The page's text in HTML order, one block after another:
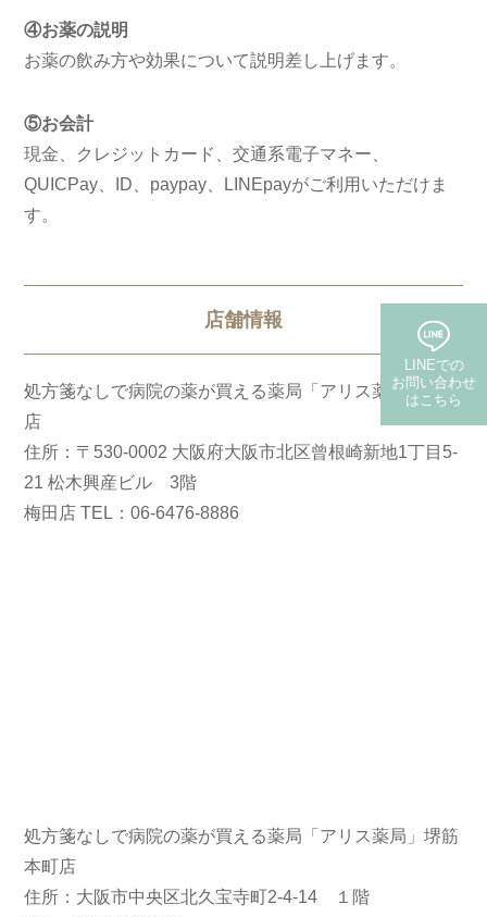
④お薬の説明
お薬の飲み方や効果について説明差し上げます。
⑤お会計
現金、クレジットカード、交通系電子マネー、
QUICPay、ID、paypay、LINEpayがご利用いただけま
す。
店舗情報
処方箋なしで病院の薬が買える薬局「アリス薬局」梅田
店
住所：〒530-0002 大阪府大阪市北区曾根崎新地1丁目5-
21 松木興産ビル 3階
梅田店 TEL：06-6476-8886
処方箋なしで病院の薬が買える薬局「アリス薬局」堺筋
本町店
住所：大阪市中央区北久宝寺町2-4-14 １階
LINEでの
お問い合わせ
はこちら